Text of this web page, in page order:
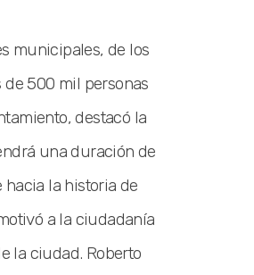
municipales, de los
500 mil personas
destacó la
una duración de
la historia de
a la ciudadanía
la ciudad. Roberto